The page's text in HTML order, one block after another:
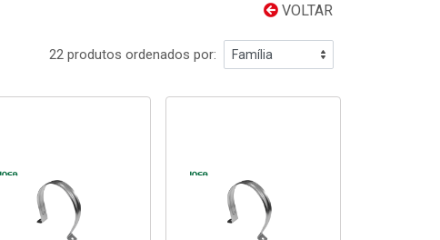
VOLTAR
22 produtos ordenados por: